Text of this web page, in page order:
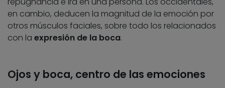
en cambio, deducen la magnitud de la emoción por
otros músculos faciales, sobre todo los relacionados
con la expresión de la boca.
Ojos y boca, centro de las emociones